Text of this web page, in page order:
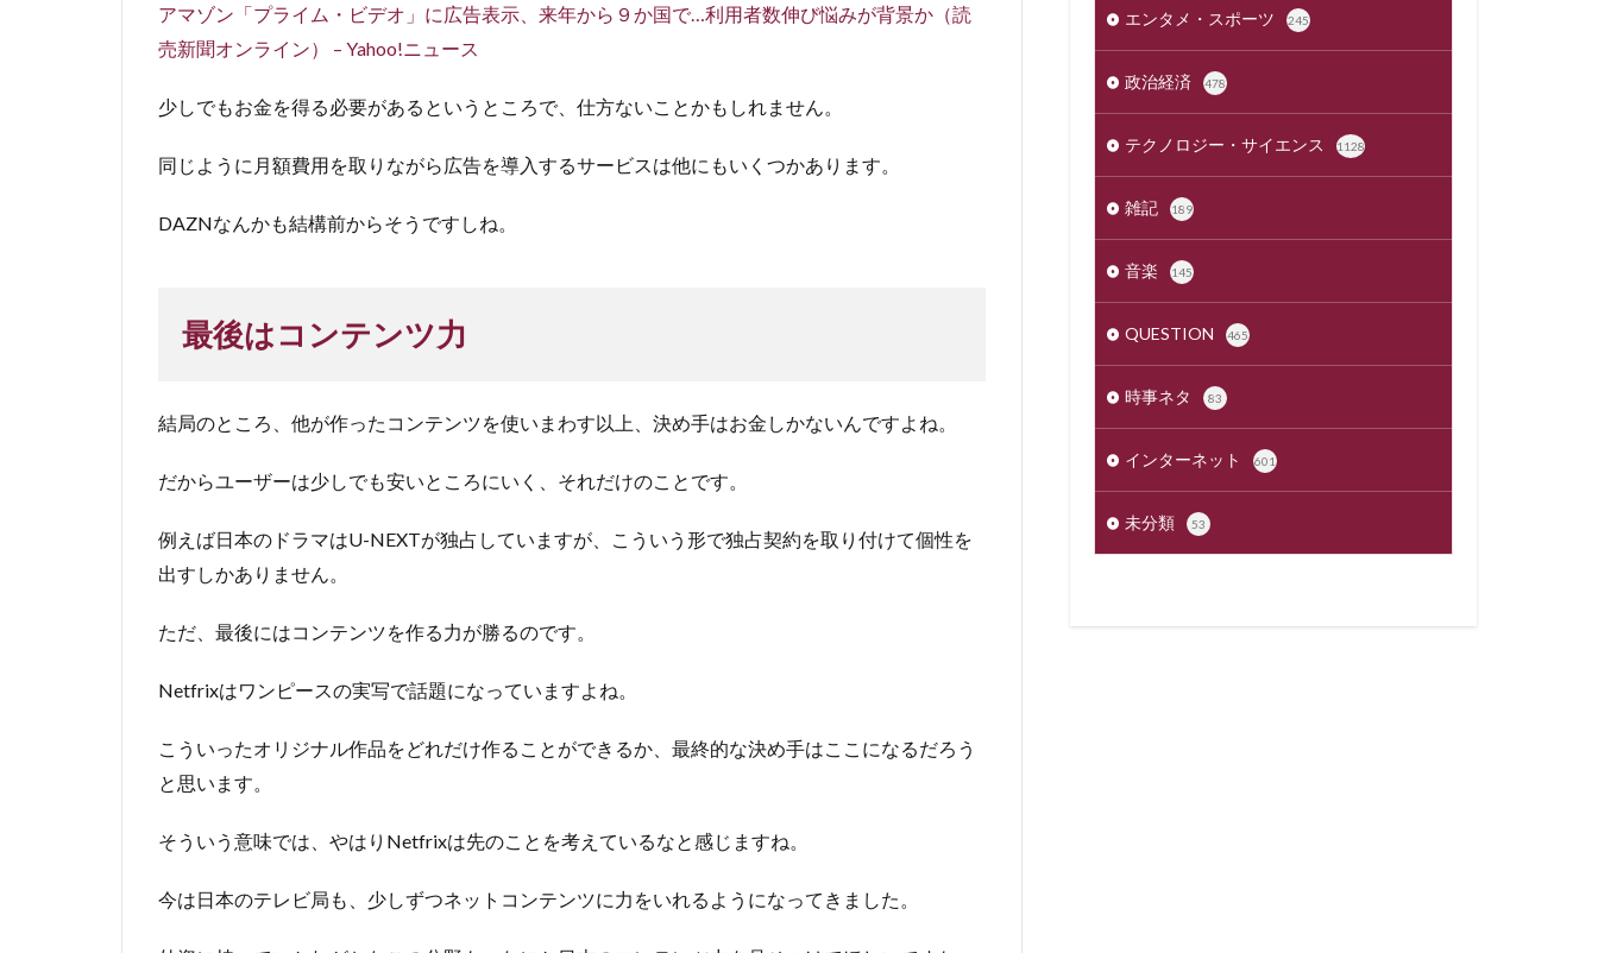
アマゾン「プライム・ビデオ」に広告表示、来年から９か国で…利用者数伸び悩みが背景か（読
売新聞オンライン） – Yahoo!ニュース
少しでもお金を得る必要があるというところで、仕方ないことかもしれません。
同じように月額費用を取りながら広告を導入するサービスは他にもいくつかあります。
DAZNなんかも結構前からそうですしね。
最後はコンテンツ力
結局のところ、他が作ったコンテンツを使いまわす以上、決め手はお金しかないんですよね。
だからユーザーは少しでも安いところにいく、それだけのことです。
例えば日本のドラマはU-NEXTが独占していますが、こういう形で独占契約を取り付けて個性を
出すしかありません。
ただ、最後にはコンテンツを作る力が勝るのです。
Netfrixはワンピースの実写で話題になっていますよね。
こういったオリジナル作品をどれだけ作ることができるか、最終的な決め手はここになるだろう
と思います。
そういう意味では、やはりNetfrixは先のことを考えているなと感じますね。
今は日本のテレビ局も、少しずつネットコンテンツに力をいれるようになってきました。
エンタメ・スポーツ 245
政治経済 478
テクノロジー・サイエンス 1128
雑記 189
音楽 145
QUESTION 465
時事ネタ 83
インターネット 601
未分類 53